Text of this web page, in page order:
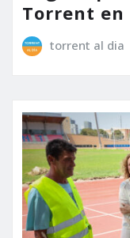
Torrent en
torrent al dia